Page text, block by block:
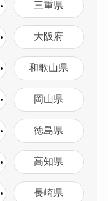
三重県
大阪府
和歌山県
岡山県
徳島県
高知県
長崎県